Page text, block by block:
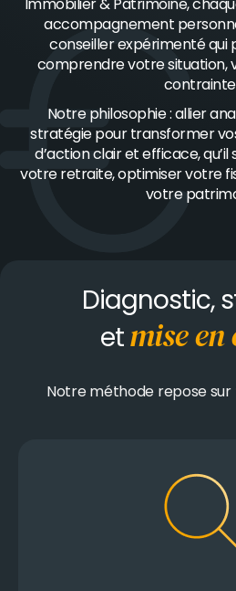
Immobilier & Patrimoine,
accompagnement
conseiller expérimenté qui
comprendre votre situation,
Notre philosophie : allier
stratégie pour transformer
d’action clair et efficace,
votre retraite, optimiser votre
votre
Diagnostic,
etmise
Notre méthode repose sur